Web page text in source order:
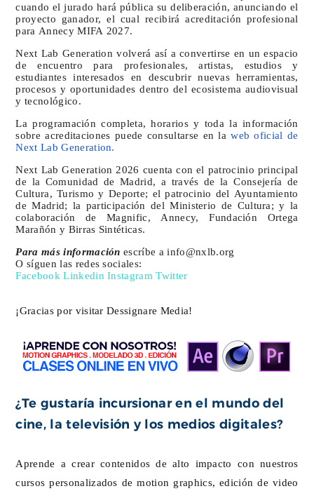
cuando el jurado hará pública su deliberación, anunciando el
proyecto ganador, el cual recibirá acreditación profesional
para Annecy MIFA 2027.
Next Lab Generation volverá así a convertirse en un espacio
de encuentro para profesionales, artistas, estudios y
estudiantes interesados en descubrir nuevas herramientas,
procesos y oportunidades dentro del ecosistema audiovisual
y tecnológico.
La programación completa, horarios y toda la información
sobre acreditaciones puede consultarse en laweb oficial de
Next Lab Generation.
Next Lab Generation 2026 cuenta con el patrocinio principal
de la Comunidad de Madrid, a través de la Consejería de
Cultura, Turismo y Deporte; el patrocinio del Ayuntamiento
de Madrid; la participación del Ministerio de Cultura; y la
colaboración de Magnific, Annecy, Fundación Ortega
Marañón y Birras Sintéticas.
Para más informaciónescríbe a info@nxlb.org
O síguen las redes sociales:
Facebook Linkedin Instagram Twitter
¡Gracias por visitar Dessignare Media!
¿Te gustaría incursionar en el mundo del
cine, la televisión y los medios digitales?
Aprende a crear contenidos de alto impacto con nuestros
cursos personalizados de motion graphics, edición de video